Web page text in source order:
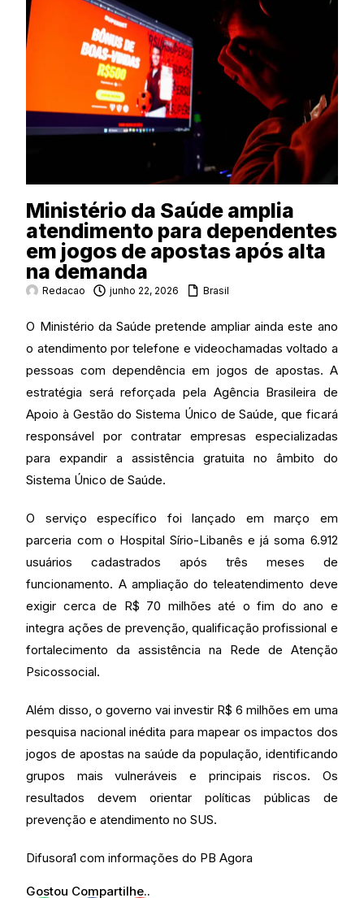
Ministério da Saúde amplia
atendimento para dependentes
em jogos de apostas após alta
na demanda
Redacao junho 22, 2026 Brasil
O Ministério da Saúde pretende ampliar ainda este ano
o atendimento por telefone e videochamadas voltado a
pessoas com dependência em jogos de apostas. A
estratégia será reforçada pela Agência Brasileira de
Apoio à Gestão do Sistema Único de Saúde, que ficará
responsável por contratar empresas especializadas
para expandir a assistência gratuita no âmbito do
Sistema Único de Saúde.
O serviço específico foi lançado em março em
parceria com o Hospital Sírio-Libanês e já soma 6.912
usuários cadastrados após três meses de
funcionamento. A ampliação do teleatendimento deve
exigir cerca de R$ 70 milhões até o fim do ano e
integra ações de prevenção, qualificação profissional e
fortalecimento da assistência na Rede de Atenção
Psicossocial.
Além disso, o governo vai investir R$ 6 milhões em uma
pesquisa nacional inédita para mapear os impactos dos
jogos de apostas na saúde da população, identificando
grupos mais vulneráveis e principais riscos. Os
resultados devem orientar políticas públicas de
prevenção e atendimento no SUS.
Difusora1 com informações do PB Agora
Gostou Compartilhe..